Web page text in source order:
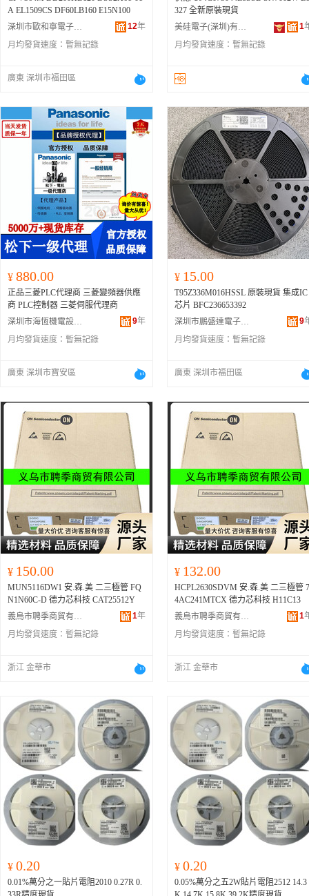
A EL1509CS DF60LB160 E15N100
深圳市歐和寧電子有限公司
12年
月均發貨速度： 暫無記錄
廣東 深圳市福田區
327 全新原裝現貨
美硅電子(深圳)有限公司
1
月均發貨速度： 暫無記錄
¥ 880.00
正品三菱PLC代理商 三菱變頻器供應
商 PLC控制器 三菱伺服代理商
深圳市海恆機電設備有限公司
9年
月均發貨速度： 暫無記錄
廣東 深圳市寶安區
¥ 15.00
T95Z336M016HSSL 原裝現貨 集成IC
芯片 BFC236653392
深圳市鵬盛達電子有限公司
9
月均發貨速度： 暫無記錄
廣東 深圳市福田區
¥ 150.00
MUN5116DW1 安.森.美 二三極管 FQ
N1N60C-D 德力芯科技 CAT25512Y
義烏市聘季商貿有限公司
1年
月均發貨速度： 暫無記錄
浙江 金華市
¥ 132.00
HCPL2630SDVM 安.森.美 二三極管 7
4AC241MTCX 德力芯科技 H11C13
義烏市聘季商貿有限公司
1
月均發貨速度： 暫無記錄
浙江 金華市
¥ 0.20
0.01%萬分之一貼片電阻2010 0.27R 0.
¥ 0.20
0.05%萬分之五2W貼片電阻2512 14.3